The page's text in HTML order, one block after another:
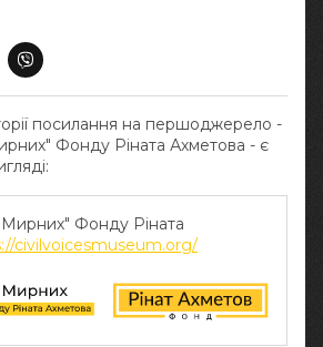
посилання на першоджерело -
Фонду Ріната Ахметова - є
Фонду Ріната
civilvoicesmuseum.org/